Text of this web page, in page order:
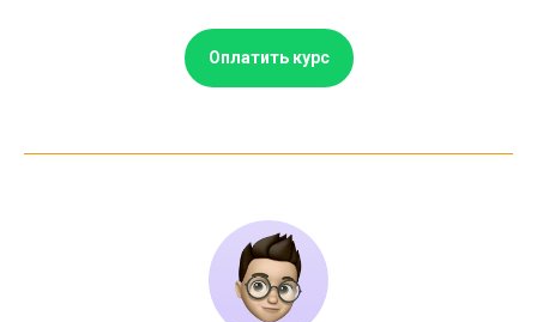
Оплатить курс